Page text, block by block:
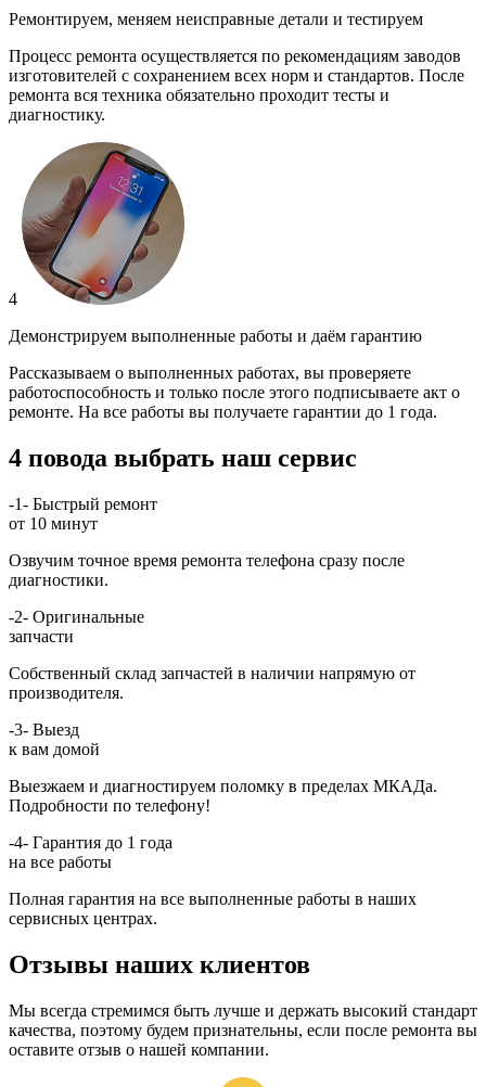
Ремонтируем, меняем неисправные детали и тестируем
Процесс ремонта осуществляется по рекомендациям заводов
изготовителей с сохранением всех норм и стандартов. После
ремонта вся техника обязательно проходит тесты и
диагностику.
4
Демонстрируем выполненные работы и даём гарантию
Рассказываем о выполненных работах, вы проверяете
работоспособность и только после этого подписываете акт о
ремонте. На все работы вы получаете гарантии до 1 года.
4 повода выбрать наш сервис
-1- Быстрый ремонт
от 10 минут
Озвучим точное время ремонта телефона сразу после
диагностики.
-2- Оригинальные
запчасти
Собственный склад запчастей в наличии напрямую от
производителя.
-3- Выезд
к вам домой
Выезжаем и диагностируем поломку в пределах МКАДа.
Подробности по телефону!
-4- Гарантия до 1 года
на все работы
Полная гарантия на все выполненные работы в наших
сервисных центрах.
Отзывы наших клиентов
Мы всегда стремимся быть лучше и держать высокий стандарт
качества, поэтому будем признательны, если после ремонта вы
оставите отзыв о нашей компании.